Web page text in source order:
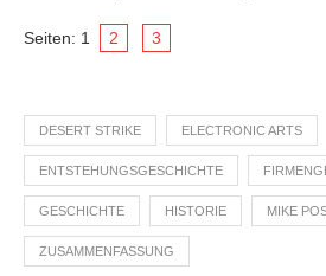
Seiten: 1 2 3
DESERT STRIKE ELECTRONIC ARTS
ENTSTEHUNGSGESCHICHTE
GESCHICHTE HISTORIE MIKE
ZUSAMMENFASSUNG